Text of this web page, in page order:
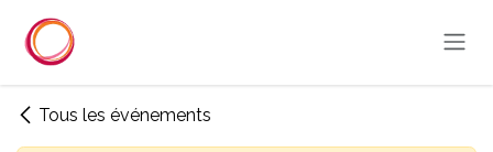
Tous les événements